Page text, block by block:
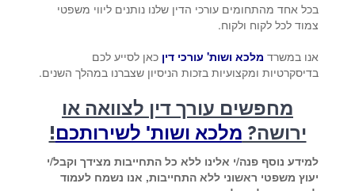
בכל אחד מהתחומים עורכי הדין שלנו נותנים ליווי משפטי
צמוד לכל לקוח ולקוח.
אנו במשרד מלכא ושות' עורכי דין כאן לסייע לכם
בדיסקרטיות ומקצועיות בזכות הניסיון שצברנו במהלך השנים.
מחפשים עורך דין לצוואה או
ירושה? מלכא ושות' לשירותכם!
למידע נוסף פנה/י אלינו ללא כל התחייבות מצידך וקבל/י
יעוץ משפטי ראשוני ללא התחייבות, אנו נשמח לעמוד